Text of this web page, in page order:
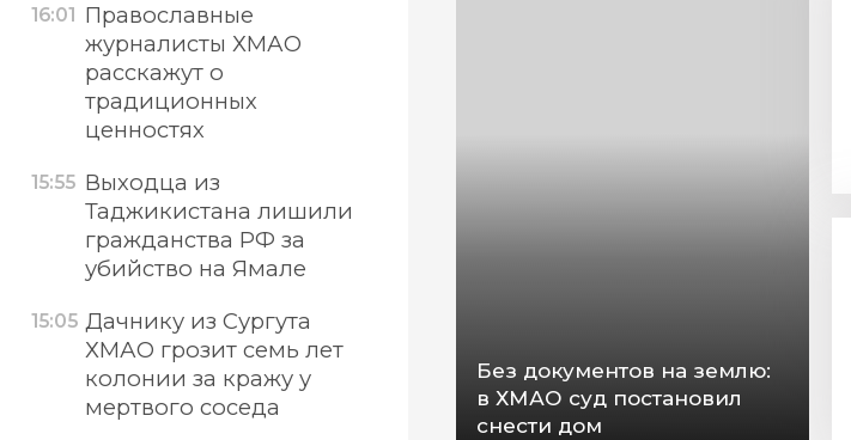
16:01
Православные
журналисты ХМАО
расскажут о
традиционных
ценностях
15:55 Выходца из
Таджикистана лишили
гражданства РФ за
убийство на Ямале
15:05 Дачнику из Сургута
ХМАО грозит семь лет
колонии за кражу у
мертвого соседа
Без документов на землю:
в ХМАО суд постановил
снести дом